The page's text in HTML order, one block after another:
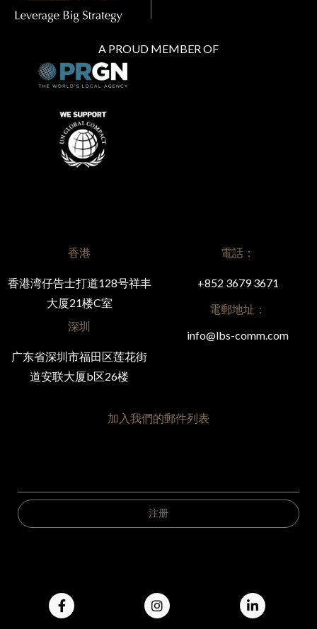
A PROUD MEMBER OF
香港
香港湾仔告士打道128号祥丰
大厦21楼C室
深圳
广东省深圳市福田区莲花街
道安联大厦b区26楼
電話：
+852 3679 3671
電郵地址：
info@lbs-comm.com
加入我們的郵件列表